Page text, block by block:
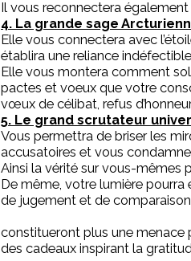
Il vous reconnectera
4. La grande sage
Elle vous connectera avec
établira une reliance
Elle vous montera comment
pactes et voeux que votre
vœux de célibat, refus
5. Le grand scrutateur
Vous permettra de briser les
accusatoires et vous
Ainsi la vérité sur vous-mêmes
De même, votre lumière pourra
de jugement et de
constitueront plus une menace
des cadeaux inspirant la